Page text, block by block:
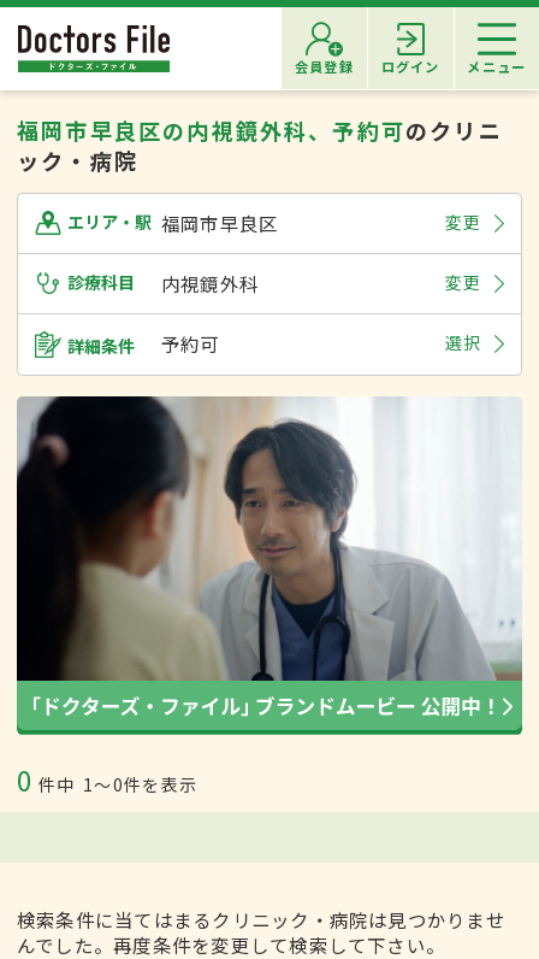
会員登録 ログイン メニュー
福岡市早良区の内視鏡外科、予約可のクリニ
ック・病院
エリア・駅 福岡市早良区 変更
診療科目 内視鏡外科 変更
詳細条件 予約可 選択
0 件中 1〜0件を表示
検索条件に当てはまるクリニック・病院は見つかりませ
んでした。再度条件を変更して検索して下さい。